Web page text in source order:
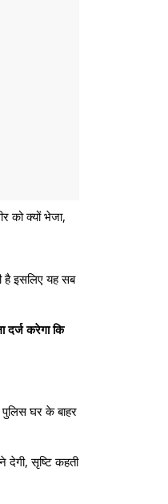
को क्यों भेजा,
है इसलिए यह सब
दर्ज करेगा कि
पुलिस घर के बाहर
देगी, सृष्टि कहती